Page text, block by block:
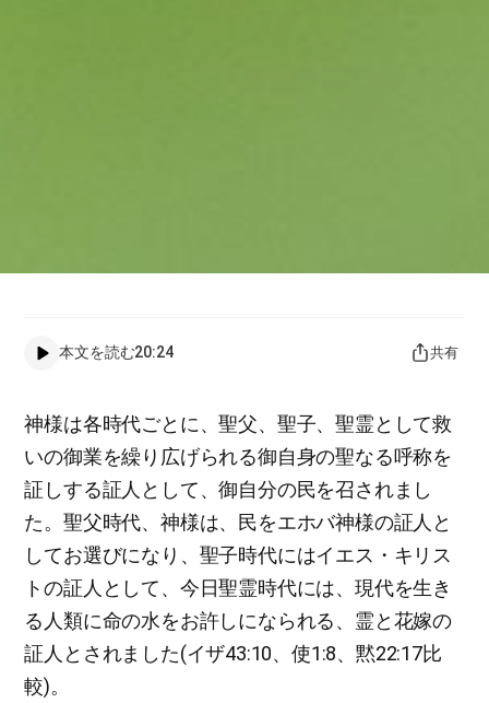
本文を読む20:24 共有
神様は各時代ごとに、聖父、聖子、聖霊として救
いの御業を繰り広げられる御自身の聖なる呼称を
証しする証人として、御自分の民を召されまし
た。聖父時代、神様は、民をエホバ神様の証人と
してお選びになり、聖子時代にはイエス・キリス
トの証人として、今日聖霊時代には、現代を生き
る人類に命の水をお許しになられる、霊と花嫁の
証人とされました(イザ43:10、使1:8、黙22:17比
較)。